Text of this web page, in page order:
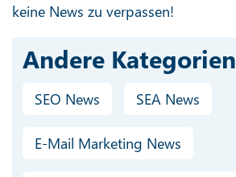
Andere Kategorien
SEO News SEA News
E-Mail Marketing News
keine News zu verpassen!